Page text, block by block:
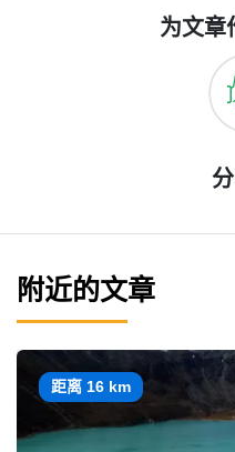
为文章
附近的文章
距离 16 km